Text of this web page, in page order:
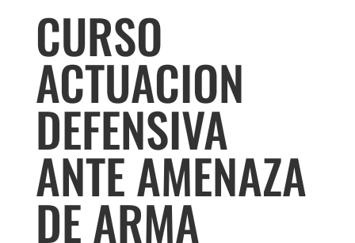
CURSO
ACTUACION
DEFENSIVA
ANTE AMENAZA
DE ARMA